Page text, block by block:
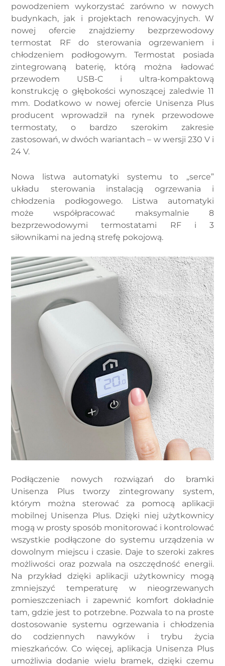
powodzeniem wykorzystać zarówno w nowych
budynkach, jak i projektach renowacyjnych. W
nowej ofercie znajdziemy bezprzewodowy
termostat RF do sterowania ogrzewaniem i
chłodzeniem podłogowym. Termostat posiada
zintegrowaną baterię, którą można ładować
przewodem USB-C i ultra-kompaktową
konstrukcję o głębokości wynoszącej zaledwie 11
mm. Dodatkowo w nowej ofercie Unisenza Plus
producent wprowadził na rynek przewodowe
termostaty, o bardzo szerokim zakresie
zastosowań, w dwóch wariantach – w wersji 230 V i
24 V.
Nowa listwa automatyki systemu to „serce”
układu sterowania instalacją ogrzewania i
chłodzenia podłogowego. Listwa automatyki
może współpracować maksymalnie 8
bezprzewodowymi termostatami RF i 3
siłownikami na jedną strefę pokojową.
Podłączenie nowych rozwiązań do bramki
Unisenza Plus tworzy zintegrowany system,
którym można sterować za pomocą aplikacji
mobilnej Unisenza Plus. Dzięki niej użytkownicy
mogą w prosty sposób monitorować i kontrolować
wszystkie podłączone do systemu urządzenia w
dowolnym miejscu i czasie. Daje to szeroki zakres
możliwości oraz pozwala na oszczędność energii.
Na przykład dzięki aplikacji użytkownicy mogą
zmniejszyć temperaturę w nieogrzewanych
pomieszczeniach i zapewnić komfort dokładnie
tam, gdzie jest to potrzebne. Pozwala to na proste
dostosowanie systemu ogrzewania i chłodzenia
do codziennych nawyków i trybu życia
mieszkańców. Co więcej, aplikacja Unisenza Plus
umożliwia dodanie wielu bramek, dzięki czemu